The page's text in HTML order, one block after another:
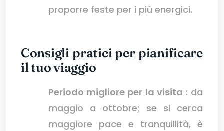
proporre feste per i più energici.
Consigli pratici per pianificare
il tuo viaggio
Periodo migliore per la visita : da
maggio a ottobre; se si cerca
maggiore pace e tranquillità, è